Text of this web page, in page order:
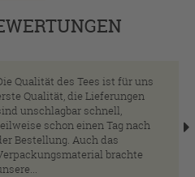
Qualität des Tees ist für uns
Qualität, die Lieferungen
unschlagbar schnell,
schon einen Tag nach
Bestellung. Auch das
brachte